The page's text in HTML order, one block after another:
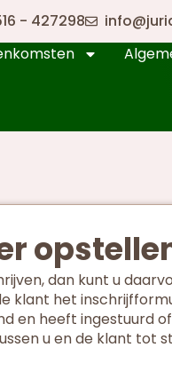
- 427298
dan kunt u
klant het
en heeft ingestuurd
u en de klant tot